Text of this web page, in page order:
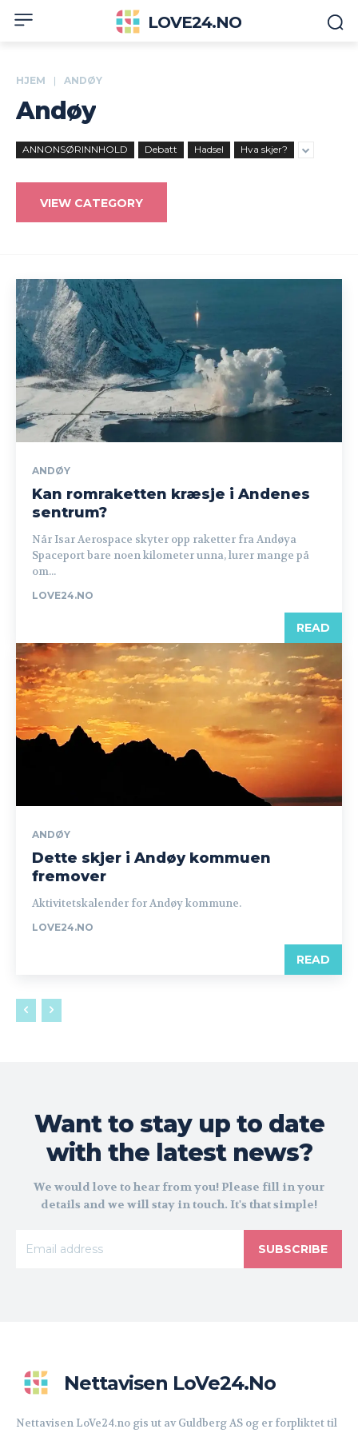
LOVE24.NO
HJEM ANDØY
Andøy
ANNONSØRINNHOLD Debatt Hadsel Hva skjer?
VIEW CATEGORY
ANDØY
Kan romraketten kræsje i Andenes
sentrum?
Når Isar Aerospace skyter opp raketter fra Andøya
Spaceport bare noen kilometer unna, lurer mange på
om...
LOVE24.NO
READ
ANDØY
Dette skjer i Andøy kommuen
fremover
Aktivitetskalender for Andøy kommune.
LOVE24.NO
READ
Want to stay up to date
with the latest news?
We would love to hear from you! Please fill in your
details and we will stay in touch. It's that simple!
SUBSCRIBE
Nettavisen LoVe24.no
Nettavisen LoVe24.no gis ut av Guldberg AS og er forpliktet til